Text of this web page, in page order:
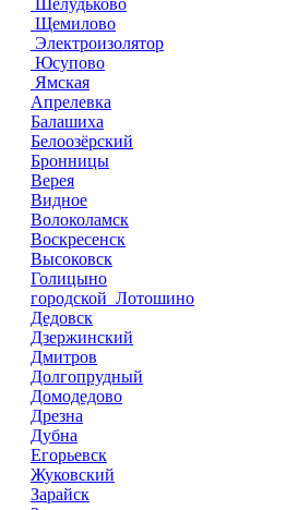
Шелудьково
Щемилово
Электроизолятор
Юсупово
Ямская
Апрелевка
Балашиха
Белоозёрский
Бронницы
Верея
Видное
Волоколамск
Воскресенск
Высоковск
Голицыно
городской Лотошино
Дедовск
Дзержинский
Дмитров
Долгопрудный
Домодедово
Дрезна
Дубна
Егорьевск
Жуковский
Зарайск